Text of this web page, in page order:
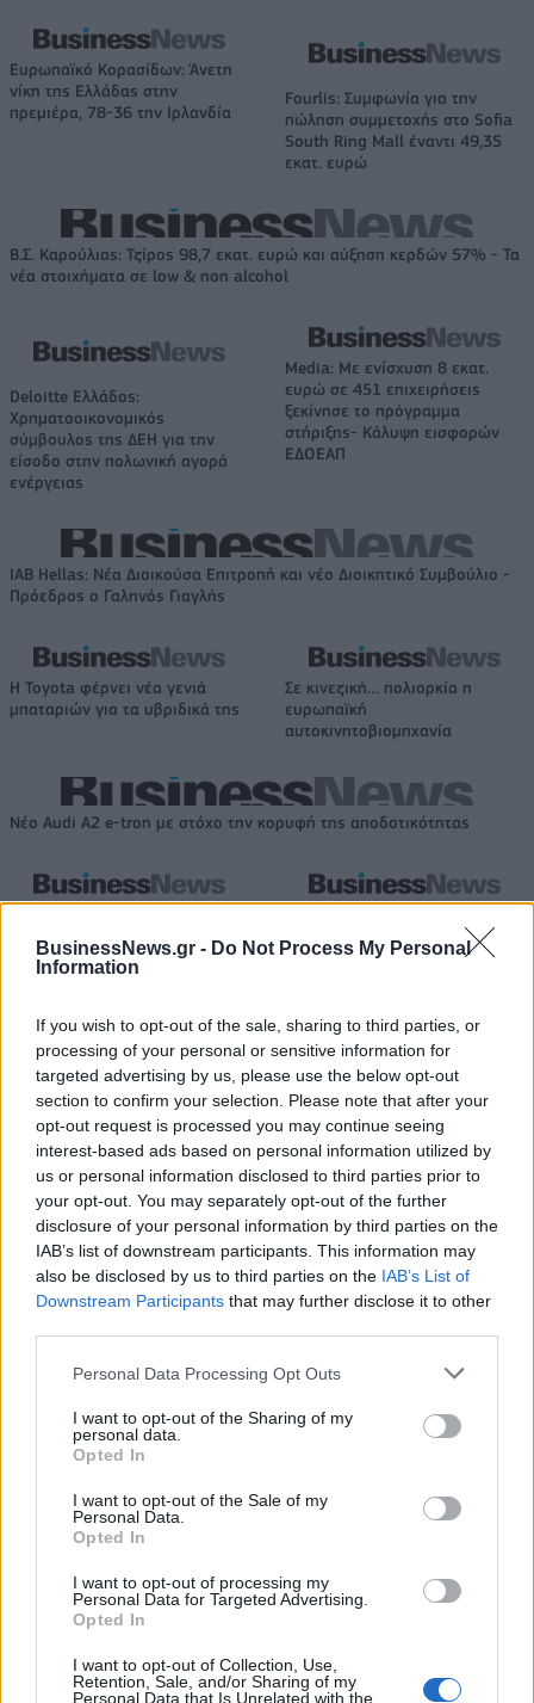
BusinessNews.gr - Do Not Process My Personal
Information
If you wish to opt-out of the sale, sharing to third parties, or
processing of your personal or sensitive information for
targeted advertising by us, please use the below opt-out
section to confirm your selection. Please note that after your
opt-out request is processed you may continue seeing
interest-based ads based on personal information utilized by
us or personal information disclosed to third parties prior to
your opt-out. You may separately opt-out of the further
disclosure of your personal information by third parties on the
IAB’s list of downstream participants. This information may
also be disclosed by us to third parties on the IAB’s List of
Downstream Participants that may further disclose it to other
Personal Data Processing Opt Outs
I want to opt-out of the Sharing of my
personal data.
Opted In
I want to opt-out of the Sale of my
Personal Data.
Opted In
I want to opt-out of processing my
Personal Data for Targeted Advertising.
Opted In
I want to opt-out of Collection, Use,
Retention, Sale, and/or Sharing of my
Personal Data that Is Unrelated with the
Ευρωπαϊκό Κορασίδων: Άνετη
νίκη της Ελλάδας στην
πρεμιέρα, 78-36 την Ιρλανδία
Fourlis: Συμφωνία για την
πώληση συμμετοχής στο Sofia
South Ring Mall έναντι 49,35
εκατ. ευρώ
Β.Σ. Καρούλιας: Τζίρος 98,7 εκατ. ευρώ και αύξηση κερδών 57% - Τα
νέα στοιχήματα σε low & non alcohol
Deloitte Ελλάδος:
Χρηματοοικονομικός
σύμβουλος της ΔΕΗ για την
είσοδο στην πολωνική αγορά
ενέργειας
Media: Με ενίσχυση 8 εκατ.
ευρώ σε 451 επιχειρήσεις
ξεκίνησε το πρόγραμμα
στήριξης- Κάλυψη εισφορών
ΕΔΟΕΑΠ
IAB Hellas: Νέα Διοικούσα Επιτροπή και νέο Διοικητικό Συμβούλιο -
Πρόεδρος ο Γαληνός Γιαγλής
Η Toyota φέρνει νέα γενιά
μπαταριών για τα υβριδικά της
Σε κινεζική… πολιορκία η
ευρωπαϊκή
αυτοκινητοβιομηχανία
Νέο Audi A2 e-tron με στόχο την κορυφή της αποδοτικότητας
στην παράταση η Ελλάδα, 96-
86 από την Ισπανία (pics)
ρίχνουν μια πέτρα, τους
καταστρέφεις» (vid)
ΕΛΣΤΑΤ: Στο 3,4% υποχώρησε ο πληθωρισμός τον Ιούλιο
Χρηματοδότηση 8 εκατ. ευρώ
σε 843 μέσα ενημέρωσης-
Ξεκίνησε το πενταετές
πρόγραμμα ενίσχυσης του
Τύπου
Metlen: Ρεκόρ EBITDA στο α'
εξάμηνο, στα 550 εκατ. ευρώ –
Καθαρά κέρδη 313 εκατ. ευρώ
Το FIAT 500 Hybrid τώρα από
18.990 ευρώ
Ατρόμητος και Novibet
2028
18η συνεχόμενη χρονιά για τον ΟΤΕ στη διεθνή σειρά δεικτών
FTSE4Good